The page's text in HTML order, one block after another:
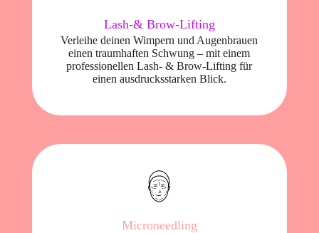
Lash-& Brow-Lifting
Verleihe deinen Wimpern und Augenbrauen
einen traumhaften Schwung – mit einem
professionellen Lash- & Brow-Lifting für
einen ausdrucksstarken Blick.
Microneedling